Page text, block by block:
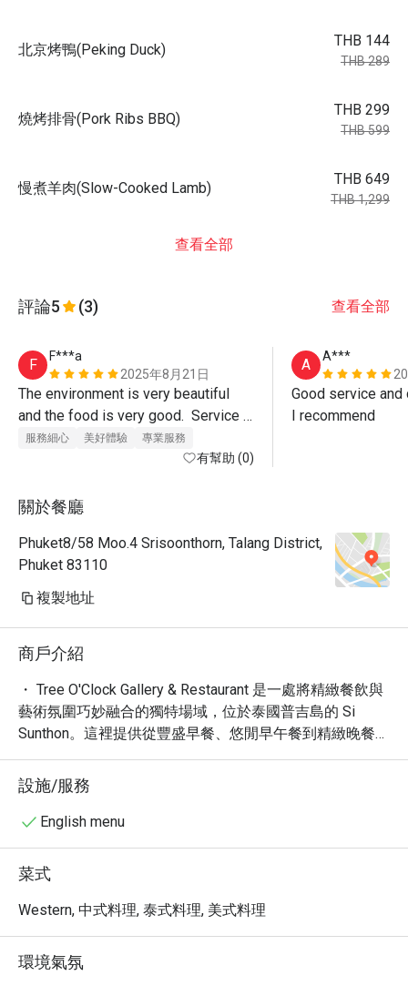
北京烤鴨(Peking Duck)
THB 144
THB 289
燒烤排骨(Pork Ribs BBQ)
THB 299
THB 599
慢煮羊肉(Slow-Cooked Lamb)
THB 649
THB 1,299
查看全部
評論5 (3) 查看全部
F
F***a
2025年8月21日
The environment is very beautiful
and the food is very good.  Service
was also excellent, Paulo the
manager even walked us out of the
服務細心 美好體驗 專業服務
有幫助 (0)
A
A***
Good service
I recommend
關於餐廳
Phuket8/58 Moo.4 Srisoonthorn, Talang District,
Phuket 83110
複製地址
商戶介紹
・ Tree O'Clock Gallery & Restaurant 是一處將精緻餐飲與
藝術氛圍巧妙融合的獨特場域，位於泰國普吉島的 Si
Sunthon。這裡提供從豐盛早餐、悠閒早午餐到精緻晚餐的
多元餐飲選擇，深受喜愛。其舒適且具品味的空間，無論
是日常用餐或特別時刻，都能提供絕佳體驗。更令人驚豔
的是，餐廳內常設藝術展覽，為您的用餐之旅增添豐富的
文化色彩。
O'Clock Gallery & Restaurant 贏得了眾多讚譽。從網友提
及的「咖啡廳」、「展覽」、「梵谷」到「設計」，皆突
顯了其獨特的藝術底蘊與高品質餐飲。這裡不僅是味蕾的
・ 透過 Eatigo 預訂 Tree O'Clock Gallery & Restaurant，您
將有機會享受最高 5 折的獨家優惠。立即預訂，體驗絕佳
設施/服務
English menu
菜式
Western, 中式料理, 泰式料理, 美式料理
環境氣氛